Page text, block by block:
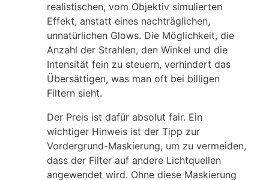
realistischen, vom Objektiv simulierten
Effekt, anstatt eines nachträglichen,
unnatürlichen Glows. Die Möglichkeit, die
Anzahl der Strahlen, den Winkel und die
Intensität fein zu steuern, verhindert das
Übersättigen, was man oft bei billigen
Filtern sieht.
Der Preis ist dafür absolut fair. Ein
wichtiger Hinweis ist der Tipp zur
Vordergrund-Maskierung, um zu vermeiden,
dass der Filter auf andere Lichtquellen
angewendet wird. Ohne diese Maskierung